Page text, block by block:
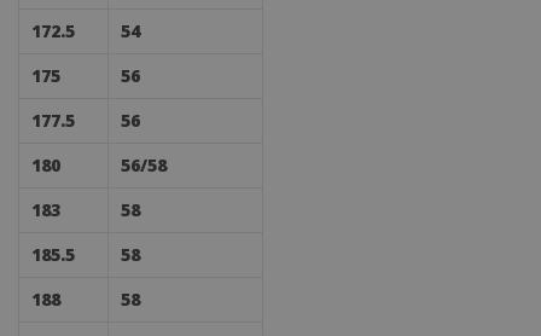
172.5
54
175
56
177.5
56
180
56/58
183
58
185.5
58
188
58